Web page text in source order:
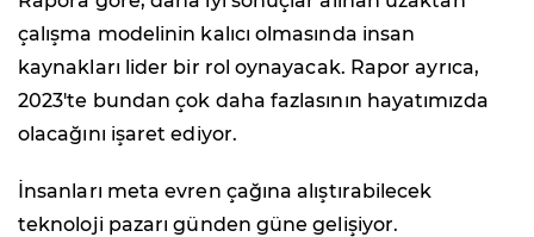
çalışma modelinin kalıcı olmasında insan
kaynakları lider bir rol oynayacak. Rapor ayrıca,
2023'te bundan çok daha fazlasının hayatımızda
olacağını işaret ediyor.
İnsanları meta evren çağına alıştırabilecek
teknoloji pazarı günden güne gelişiyor.